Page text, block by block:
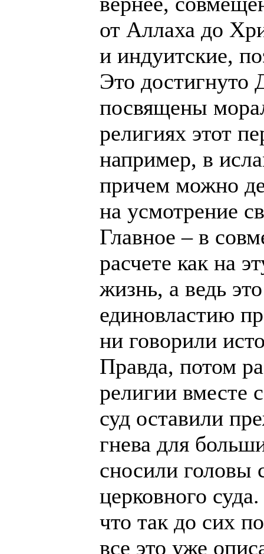
от Аллаха до
и индуитские,
Это достигнуто
посвящены
религиях этот
например, в
причем можно
на усмотрение
Главное – в
расчете как на
жизнь, а ведь
единовластию
ни говорили
Правда, потом
религии вместе
суд оставили
гнева для
сносили головы
церковного
что так до сих
все это уже